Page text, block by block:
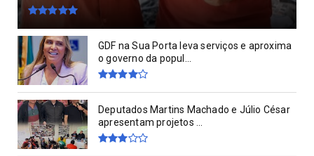
GDF na Sua Porta leva serviços e aproxima
o governo da popul...
Deputados Martins Machado e Júlio César
apresentam projetos ...